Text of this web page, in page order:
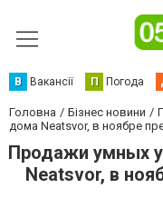
В Вакансії П Погода
Головна Бізнес новини
дома Neatsvor, в ноябре
Продажи умных
Neatsvor, в